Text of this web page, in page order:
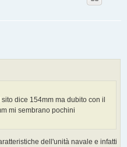
dice 154mm ma dubito con il
mi sembrano pochini
dell'unità navale e infatti